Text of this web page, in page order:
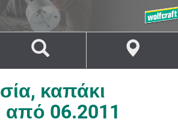
καπάκι
από 06.2011